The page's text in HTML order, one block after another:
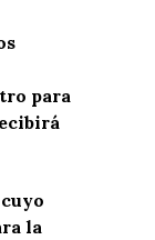
para
la